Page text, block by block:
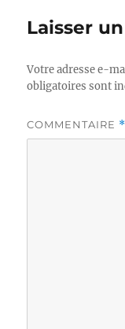
Laisser
Votre adresse e-
obligatoires sont
COMMENTAIRE *